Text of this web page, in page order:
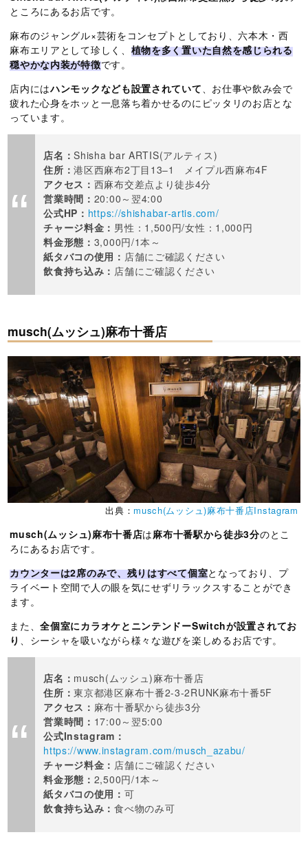
ところにあるお店です。
麻布のジャングル×芸術をコンセプトとしており、六本木・西
麻布エリアとして珍しく、 植物を多く置いた自然を感じられる
穏やかな内装が特徴です。
店内にはハンモックなども設置されていて 、お仕事や飲み会で
疲れた心身をホッと一息落ち着かせるのにピッタリのお店とな
っています。
店名：Shisha bar ARTIS(アルティス)
住所：港区西麻布2丁目13–1 メイプル西麻布4F
アクセス： 西麻布交差点より徒歩4分
営業時間： 20:00～翌4:00
公式HP： https://shishabar-artis.com/
チャージ料金： 男性：1,500円/女性：1,000円
料金形態： 3,000円/1本～
紙タバコの使用： 店舗にご確認ください
飲食持ち込み： 店舗にご確認ください
musch(ムッシュ)麻布十番店
出典： musch(ムッシュ)麻布十番店Instagram
musch(ムッシュ)麻布十番店は麻布十番駅から徒歩3分のとこ
ろにあるお店です。
カウンターは2席のみで、残りはすべて個室となっており、プ
ライベート空間で人の眼を気にせずリラックスすることができ
ます。
また、全個室にカラオケとニンテンドーSwitchが設置されてお
り 、シーシャを吸いながら様々な遊びを楽しめるお店です。
店名： musch(ムッシュ)麻布十番店
住所：東京都港区麻布十番2-3-2RUNK麻布十番5F
アクセス： 麻布十番駅から徒歩3分
営業時間： 17:00～翌5:00
公式Instagram：
https://www.instagram.com/musch_azabu/
チャージ料金： 店舗にご確認ください
料金形態： 2,500円/1本～
紙タバコの使用： 可
飲食持ち込み：食べ物のみ可